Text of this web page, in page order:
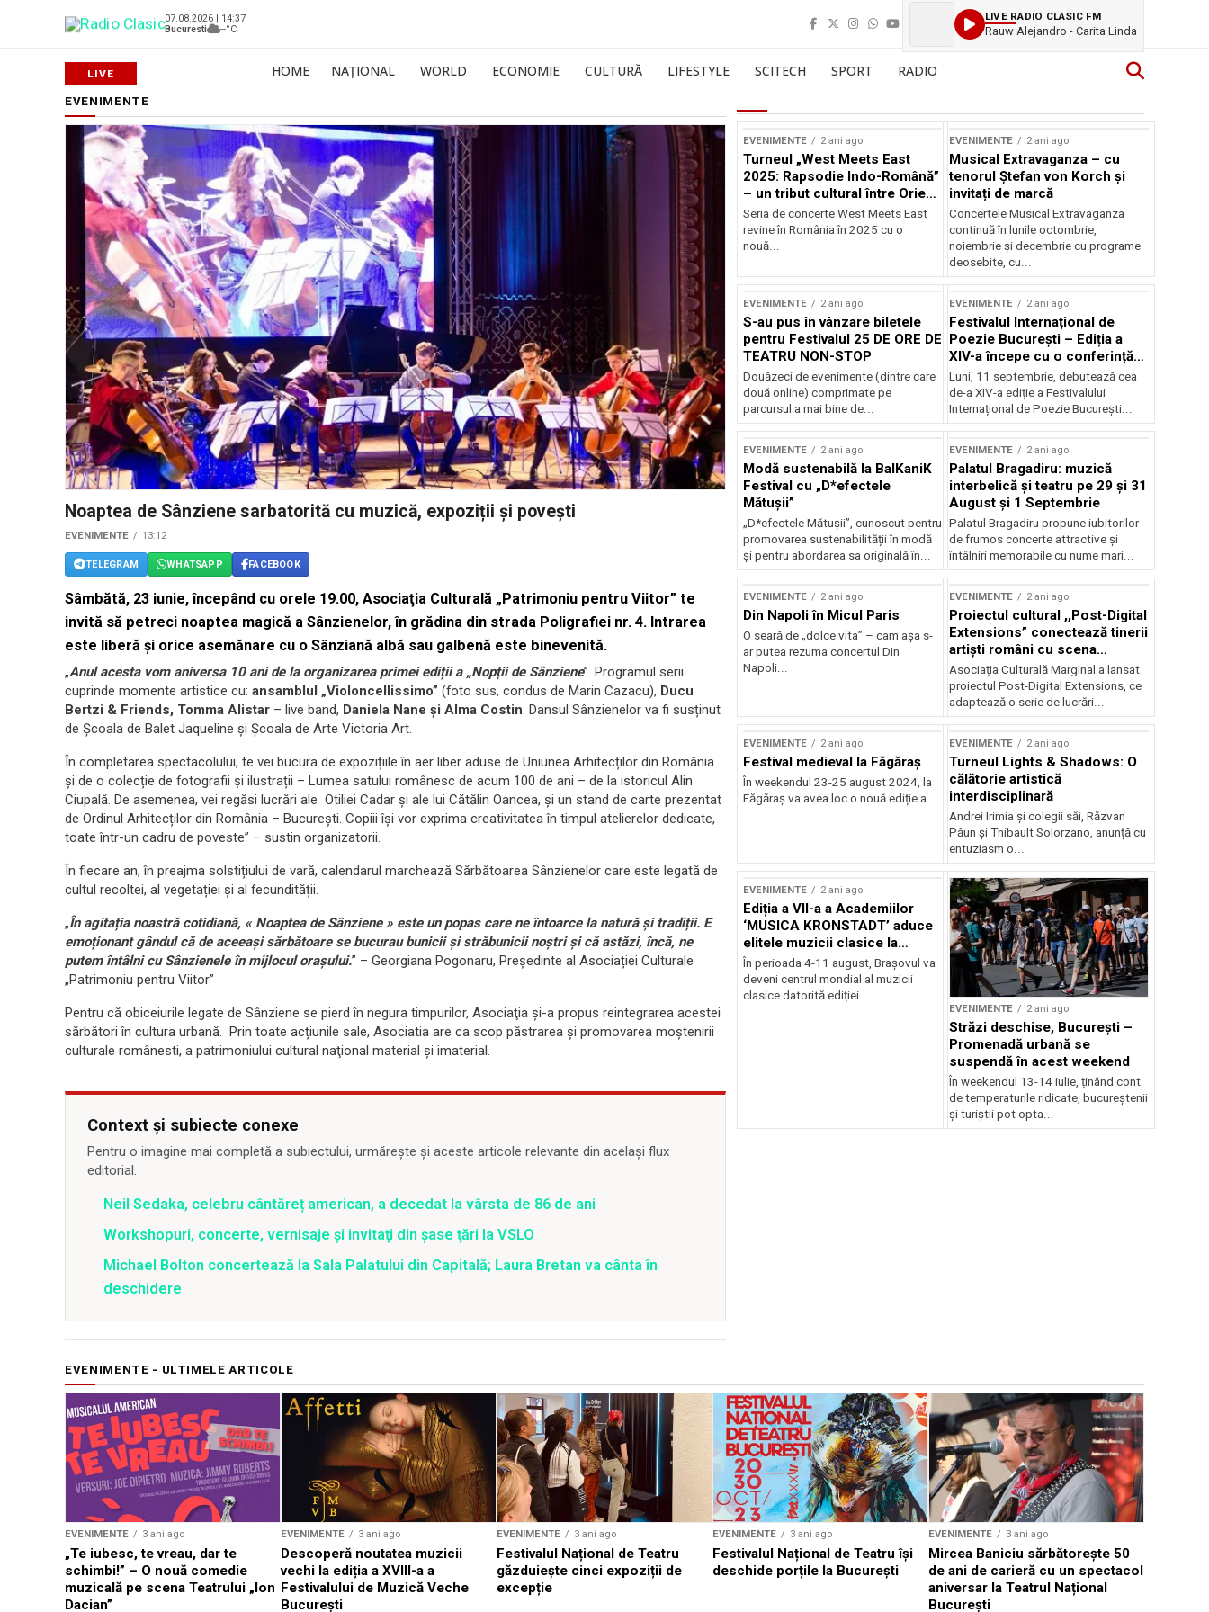
07.08.2026 | 14:37
Bucuresti
--°C
LIVE RADIO CLASIC FM
Rauw Alejandro - Carita Linda
HOME NAȚIONAL WORLD ECONOMIE CULTURĂ LIFESTYLE SCITECH SPORT RADIO
EVENIMENTE
Noaptea de Sânziene sarbatorită cu muzică, expoziții și povești
EVENIMENTE 13:12
TELEGRAM WHATSAPP FACEBOOK
Sâmbătă, 23 iunie, începând cu orele 19.00, Asociaţia Culturală „Patrimoniu pentru Viitor” te
invită să petreci noaptea magică a Sânzienelor, în grădina din strada Poligrafiei nr. 4. Intrarea
este liberă și orice asemănare cu o Sânziană albă sau galbenă este binevenită.
„Anul acesta vom aniversa 10 ani de la organizarea primei ediții a „Nopții de Sânziene”. Programul serii
cuprinde momente artistice cu: ansamblul „Violoncellissimo” (foto sus, condus de Marin Cazacu), Ducu
Bertzi & Friends, Tomma Alistar – live band, Daniela Nane și Alma Costin. Dansul Sânzienelor va fi susținut
de Școala de Balet Jaqueline și Școala de Arte Victoria Art.
În completarea spectacolului, te vei bucura de expozițiile în aer liber aduse de Uniunea Arhitecților din România
și de o colecție de fotografii și ilustrații – Lumea satului românesc de acum 100 de ani – de la istoricul Alin
Ciupală. De asemenea, vei regăsi lucrări ale Otiliei Cadar și ale lui Cătălin Oancea, și un stand de carte prezentat
de Ordinul Arhitecților din România – București. Copiii își vor exprima creativitatea în timpul atelierelor dedicate,
toate într-un cadru de poveste” – sustin organizatorii.
În fiecare an, în preajma solstițiului de vară, calendarul marchează Sărbătoarea Sânzienelor care este legată de
cultul recoltei, al vegetației și al fecundității.
„În agitația noastră cotidiană, « Noaptea de Sânziene » este un popas care ne întoarce la natură și tradiții. E
emoționant gândul că de aceeași sărbătoare se bucurau bunicii și străbunicii noștri și că astăzi, încă, ne
putem întâlni cu Sânzienele în mijlocul orașului.” – Georgiana Pogonaru, Președinte al Asociației Culturale
„Patrimoniu pentru Viitor”
Pentru că obiceiurile legate de Sânziene se pierd în negura timpurilor, Asociaţia şi-a propus reintegrarea acestei
sărbători în cultura urbană. Prin toate acțiunile sale, Asociatia are ca scop păstrarea și promovarea moştenirii
culturale românesti, a patrimoniului cultural naţional material şi imaterial.
Context și subiecte conexe
Pentru o imagine mai completă a subiectului, urmărește și aceste articole relevante din același flux
editorial.
Neil Sedaka, celebru cântăreț american, a decedat la vârsta de 86 de ani
Workshopuri, concerte, vernisaje şi invitaţi din şase ţări la VSLO
Michael Bolton concertează la Sala Palatului din Capitală; Laura Bretan va cânta în
deschidere
EVENIMENTE 2 ani ago
Turneul „West Meets East
2025: Rapsodie Indo-Română”
– un tribut cultural între Orient
și Occident
Seria de concerte West Meets East
revine în România în 2025 cu o
nouă...
EVENIMENTE 2 ani ago
Musical Extravaganza – cu
tenorul Ștefan von Korch și
invitați de marcă
Concertele Musical Extravaganza
continuă în lunile octombrie,
noiembrie şi decembrie cu programe
deosebite, cu...
EVENIMENTE 2 ani ago
S-au pus în vânzare biletele
pentru Festivalul 25 DE ORE DE
TEATRU NON-STOP
Douăzeci de evenimente (dintre care
două online) comprimate pe
parcursul a mai bine de...
EVENIMENTE 2 ani ago
Festivalul Internațional de
Poezie București – Ediția a
XIV-a începe cu o conferință
despre limba română
susținută de Marco Lucchesi
Luni, 11 septembrie, debutează cea
de-a XIV-a ediție a Festivalului
Internațional de Poezie București...
EVENIMENTE 2 ani ago
Modă sustenabilă la BalKaniK
Festival cu „D*efectele
Mătușii”
„D*efectele Mătușii”, cunoscut pentru
promovarea sustenabilității în modă
și pentru abordarea sa originală în...
EVENIMENTE 2 ani ago
Palatul Bragadiru: muzică
interbelică şi teatru pe 29 şi 31
August şi 1 Septembrie
Palatul Bragadiru propune iubitorilor
de frumos concerte attractive şi
întâlniri memorabile cu nume mari...
EVENIMENTE 2 ani ago
Din Napoli în Micul Paris
O seară de „dolce vita” – cam așa s-
ar putea rezuma concertul Din
Napoli...
EVENIMENTE 2 ani ago
Proiectul cultural ,,Post-Digital
Extensions” conectează tinerii
artiști români cu scena
internațională
Asociația Culturală Marginal a lansat
proiectul Post-Digital Extensions, ce
adaptează o serie de lucrări...
EVENIMENTE 2 ani ago
Festival medieval la Făgăraș
În weekendul 23-25 august 2024, la
Făgăraș va avea loc o nouă ediție a...
EVENIMENTE 2 ani ago
Turneul Lights & Shadows: O
călătorie artistică
interdisciplinară
Andrei Irimia și colegii săi, Răzvan
Păun și Thibault Solorzano, anunță cu
entuziasm o...
EVENIMENTE 2 ani ago
Ediția a VII-a a Academiilor
‘MUSICA KRONSTADT’ aduce
elitele muzicii clasice la
Brașov
În perioada 4-11 august, Brașovul va
deveni centrul mondial al muzicii
clasice datorită ediției...
EVENIMENTE 2 ani ago
Străzi deschise, București –
Promenadă urbană se
suspendă în acest weekend
În weekendul 13-14 iulie, ținând cont
de temperaturile ridicate, bucureștenii
și turiștii pot opta...
EVENIMENTE - ULTIMELE ARTICOLE
EVENIMENTE 3 ani ago
„Te iubesc, te vreau, dar te
schimbi!” – O nouă comedie
muzicală pe scena Teatrului „Ion
Dacian”
EVENIMENTE 3 ani ago
Descoperă noutatea muzicii
vechi la ediția a XVIII-a a
Festivalului de Muzică Veche
București
EVENIMENTE 3 ani ago
Festivalul Național de Teatru
găzduiește cinci expoziții de
excepție
EVENIMENTE 3 ani ago
Festivalul Național de Teatru își
deschide porțile la București
EVENIMENTE 3 ani ago
Mircea Baniciu sărbătorește 50
de ani de carieră cu un spectacol
aniversar la Teatrul Național
București